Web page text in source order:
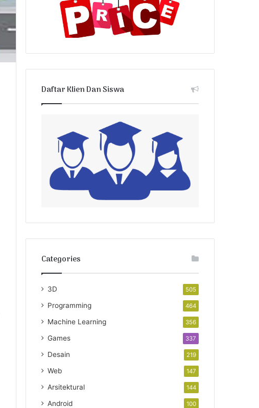
Daftar Klien Dan Siswa
Categories
3D 505
Programming 464
Machine Learning 356
Games 337
Desain 219
Web 147
Arsitektural 144
Android 100